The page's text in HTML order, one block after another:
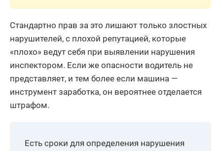
Стандартно прав за это лишают только злостных
нарушителей, с плохой репутацией, которые
«плохо» ведут себя при выявлении нарушения
инспектором. Если же опасности водитель не
представляет, и тем более если машина —
инструмент заработка, он вероятнее отделается
штрафом.
Есть сроки для определения нарушения